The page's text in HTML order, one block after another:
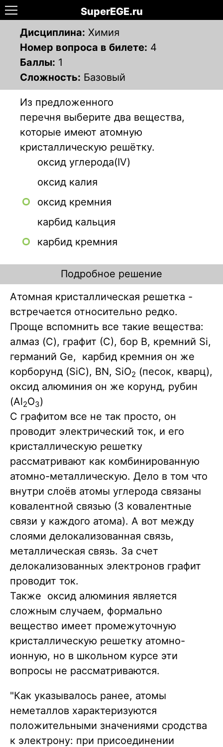
SuperEGE.ru
Дисциплина: Химия
Номер вопроса в билете: 4
Баллы: 1
Сложность: Базовый
Из предложенного
перечня выберите два вещества,
которые имеют атомную
кристаллическую решётку.
оксид углерода(IV)
оксид калия
оксид кремния
карбид кальция
карбид кремния
Подробное решение
Атомная кристаллическая решетка -
встречается относительно редко.
Проще вспомнить все такие вещества:
алмаз (C), графит (С), бор B, кремний Si,
германий Ge, карбид кремния он же
корборунд (SiC), BN, SiO2 (песок, кварц),
оксид алюминия он же корунд, рубин
(Al2O3)
С графитом все не так просто, он
проводит электрический ток, и его
кристаллическую решетку
рассматривают как комбинированную
атомно-металлическую. Дело в том что
внутри слоёв атомы углерода связаны
ковалентной связью (3 ковалентные
связи у каждого атома). А вот между
слоями делокализованная связь,
металлическая связь. За счет
делокализованных электронов графит
проводит ток.
Также оксид алюминия является
сложным случаем, формально
вещество имеет промежуточную
кристаллическую решетку атомно-
ионную, но в школьном курсе эти
вопросы не рассматриваются.
"Как указывалось ранее, атомы
неметаллов характеризуются
положительными значениями сродства
к электрону: при присоединении